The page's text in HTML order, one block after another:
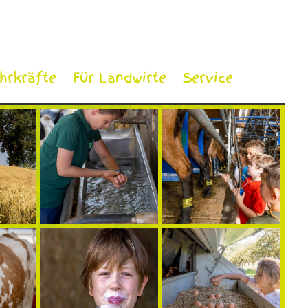
Für Landwirte Service